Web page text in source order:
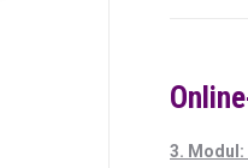
3. Modul: